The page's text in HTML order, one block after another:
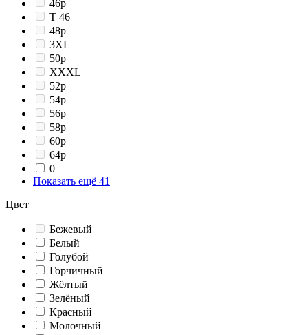
46р
T 46
48p
3XL
50p
XXXL
52p
54p
56p
58p
60p
64p
0
Показать ещё 41
Цвет
Бежевый
Белый
Голубой
Горчичный
Жёлтый
Зелёный
Красный
Молочный